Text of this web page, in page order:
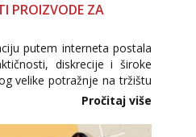
PROIZVODE ZA
putem interneta postala
diskrecije i široke
velike potražnje na tržištu
proizvodi, nepouzdane
nepoznatog podrijetla. ...
Pročitaj više